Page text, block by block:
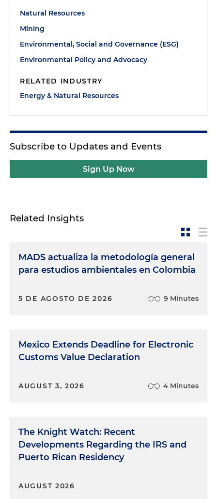
Natural Resources
Mining
Environmental, Social and Governance (ESG)
Environmental Policy and Advocacy
RELATED INDUSTRY
Energy & Natural Resources
Subscribe to Updates and Events
Sign Up Now
Related Insights
MADS actualiza la metodología general
para estudios ambientales en Colombia
5 DE AGOSTO DE 2026 9 Minutes
Mexico Extends Deadline for Electronic
Customs Value Declaration
AUGUST 3, 2026 4 Minutes
The Knight Watch: Recent
Developments Regarding the IRS and
Puerto Rican Residency
AUGUST 2026